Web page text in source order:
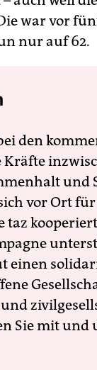
war vor
nur auf 62.
den
vor Ort
taz
einen
Sie mit und